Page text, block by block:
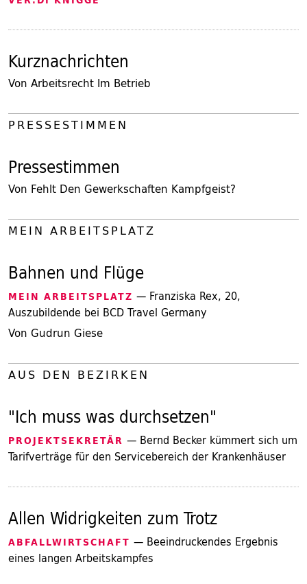
Kurznachrichten
Von Arbeitsrecht Im Betrieb
PRESSESTIMMEN
Pressestimmen
Von Fehlt Den Gewerkschaften Kampfgeist?
MEIN ARBEITSPLATZ
Bahnen und Flüge
MEIN ARBEITSPLATZ — Franziska Rex, 20,
Auszubildende bei BCD Travel Germany
Von Gudrun Giese
AUS DEN BEZIRKEN
"Ich muss was durchsetzen"
PROJEKTSEKRETÄR — Bernd Becker kümmert sich um
Tarifverträge für den Servicebereich der Krankenhäuser
Allen Widrigkeiten zum Trotz
ABFALLWIRTSCHAFT — Beeindruckendes Ergebnis
eines langen Arbeitskampfes